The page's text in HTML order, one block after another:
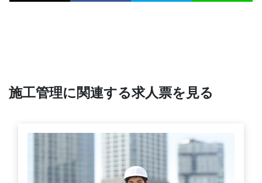
施工管理に関連する求人票を見る